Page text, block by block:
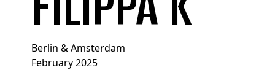
Berlin & Amsterdam
February 2025